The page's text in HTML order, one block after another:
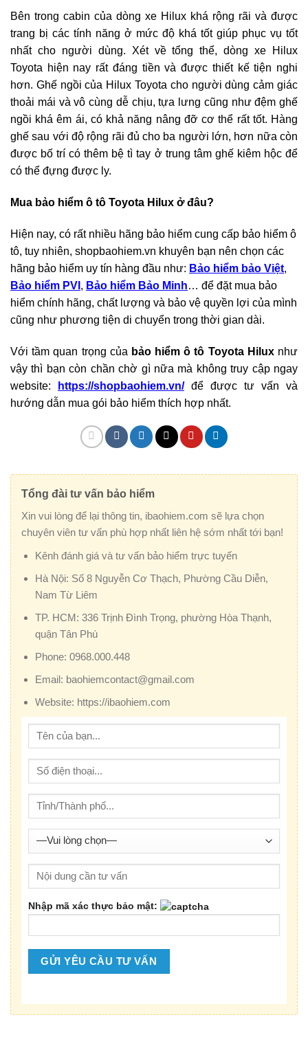
Bên trong cabin của dòng xe Hilux khá rộng rãi và được
trang bị các tính năng ở mức độ khá tốt giúp phục vụ tốt
nhất cho người dùng. Xét về tổng thể, dòng xe Hilux
Toyota hiện nay rất đáng tiền và được thiết kế tiện nghi
hơn. Ghế ngồi của Hilux Toyota cho người dùng cảm giác
thoải mái và vô cùng dễ chịu, tựa lưng cũng như đệm ghế
ngồi khá êm ái, có khả năng nâng đỡ cơ thể rất tốt. Hàng
ghế sau với độ rộng rãi đủ cho ba người lớn, hơn nữa còn
được bố trí có thêm bệ tì tay ở trung tâm ghế kiêm hộc để
có thể đựng được ly.
Mua bảo hiểm ô tô Toyota Hilux ở đâu?
Hiện nay, có rất nhiều hãng bảo hiểm cung cấp bảo hiểm ô
tô, tuy nhiên, shopbaohiem.vn khuyên bạn nên chọn các
hãng bảo hiểm uy tín hàng đầu như: Bảo hiểm bảo Việt,
Bảo hiểm PVI , Bảo hiểm Bảo Minh… để đặt mua bảo
hiểm chính hãng, chất lượng và bảo vệ quyền lợi của mình
cũng như phương tiện di chuyển trong thời gian dài.
Với tầm quan trọng của bảo hiểm ô tô Toyota Hiluxnhư
vậy thì bạn còn chần chờ gì nữa mà không truy cập ngay
website:
https://shopbaohiem.vn/để được tư vấn và
hướng dẫn mua gói bảo hiểm thích hợp nhất.
Tổng đài tư vấn bảo hiểm
Xin vui lòng để lại thông tin, ibaohiem.com sẽ lựa chọn
chuyên viên tư vấn phù hợp nhất liên hệ sớm nhất tới bạn!
Kênh đánh giá và tư vấn bảo hiểm trực tuyến
Hà Nội: Số 8 Nguyễn Cơ Thạch, Phường Cầu Diễn,
Nam Từ Liêm
TP. HCM: 336 Trịnh Đình Trọng, phường Hòa Thạnh,
quận Tân Phú
Phone: 0968.000.448
Email: baohiemcontact@gmail.com
Website: https://ibaohiem.com
Nhập mã xác thực bảo mật: